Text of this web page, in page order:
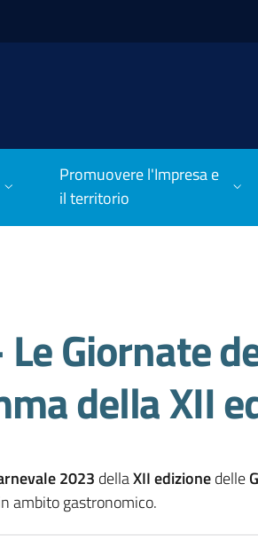
Promuovere l'Impresa e
il territorio
Giornate
della XII
2023 dellaXII edizionedelle
ambito gastronomico.